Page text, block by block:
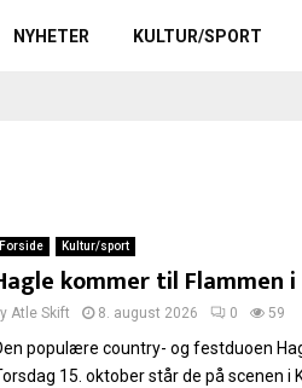
NYHETER KULTUR/SPORT
Forside Kultur/sport
kommer til Flammen
Atle Skift 8. august 2026 0 59
populære country- og festduoen
15. oktober står de på scenen i